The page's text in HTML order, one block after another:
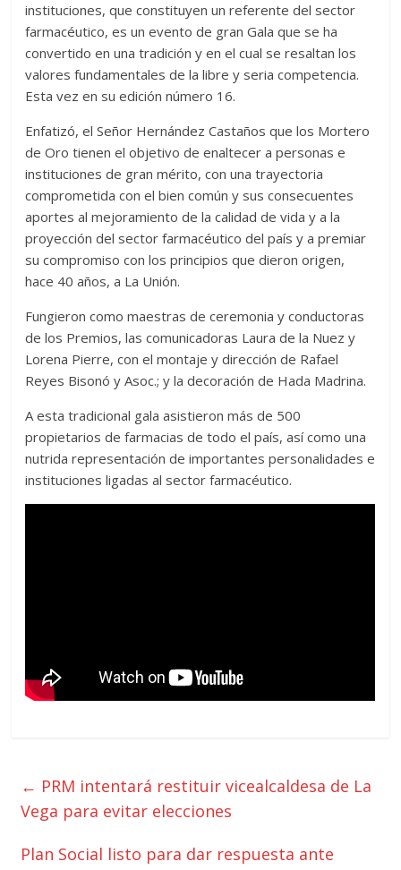
instituciones, que constituyen un referente del sector
farmacéutico, es un evento de gran Gala que se ha
convertido en una tradición y en el cual se resaltan los
valores fundamentales de la libre y seria competencia.
Esta vez en su edición número 16.
Enfatizó, el Señor Hernández Castaños que los Mortero
de Oro tienen el objetivo de enaltecer a personas e
instituciones de gran mérito, con una trayectoria
comprometida con el bien común y sus consecuentes
aportes al mejoramiento de la calidad de vida y a la
proyección del sector farmacéutico del país y a premiar
su compromiso con los principios que dieron origen,
hace 40 años, a La Unión.
Fungieron como maestras de ceremonia y conductoras
de los Premios, las comunicadoras Laura de la Nuez y
Lorena Pierre, con el montaje y dirección de Rafael
Reyes Bisonó y Asoc.; y la decoración de Hada Madrina.
A esta tradicional gala asistieron más de 500
propietarios de farmacias de todo el país, así como una
nutrida representación de importantes personalidades e
instituciones ligadas al sector farmacéutico.
← PRM intentará restituir vicealcaldesa de La
Vega para evitar elecciones
Plan Social listo para dar respuesta ante